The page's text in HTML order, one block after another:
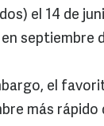
el 14 de
septiembre
el
más rápido